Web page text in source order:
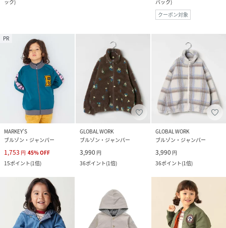
ック)
バック)
クーポン対象
PR
MARKEY’S
ブルゾン・ジャンパー
1,753 円 45%OFF
15ポイント(1倍)
GLOBAL WORK
ブルゾン・ジャンパー
3,990 円
36ポイント(1倍)
GLOBAL WORK
ブルゾン・ジャンパー
3,990 円
36ポイント(1倍)